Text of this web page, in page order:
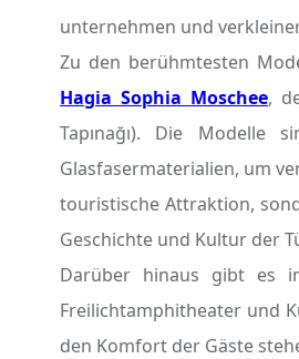
unternehmen und
Zu den berühmtesten
Hagia Sophia Moschee,
Tapınağı). Die Modelle
Glasfasermaterialien, um
touristische Attraktion,
Geschichte und Kultur der
Darüber hinaus gibt es
Freilichtamphitheater und
den Komfort der Gäste